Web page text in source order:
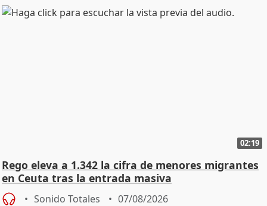
02:19
Rego eleva a 1.342 la cifra de menores migrantes
en Ceuta tras la entrada masiva
Sonido Totales 07/08/2026